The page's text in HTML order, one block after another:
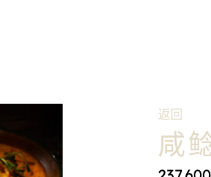
返回
咸